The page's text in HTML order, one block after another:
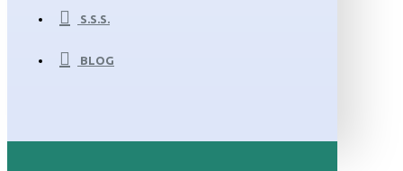
S.S.S.
BLOG